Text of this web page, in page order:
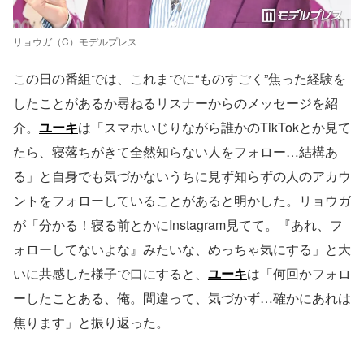
リョウガ（C）モデルプレス
この日の番組では、これまでに“ものすごく”焦った経験を
したことがあるか尋ねるリスナーからのメッセージを紹
介。 ユーキは「スマホいじりながら誰かのTikTokとか見て
たら、寝落ちがきて全然知らない人をフォロー…結構あ
る」と自身でも気づかないうちに見ず知らずの人のアカウ
ントをフォローしていることがあると明かした。リョウガ
が「分かる！寝る前とかにInstagram見てて。『あれ、フ
ォローしてないよな』みたいな、めっちゃ気にする」と大
いに共感した様子で口にすると、 ユーキは「何回かフォロ
ーしたことある、俺。間違って、気づかず…確かにあれは
焦ります」と振り返った。